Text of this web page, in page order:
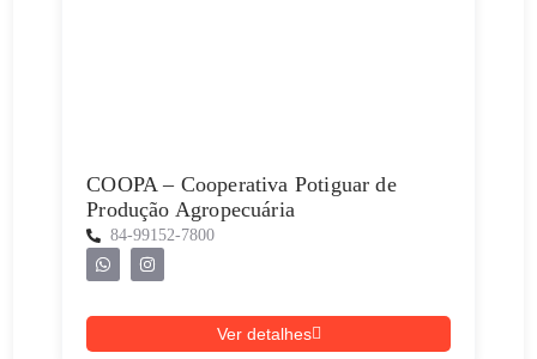
COOPA – Cooperativa Potiguar de
Produção Agropecuária
84-99152-7800
Ver detalhes